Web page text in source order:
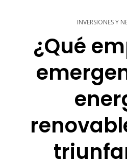
INVERSIONES Y
¿Qué